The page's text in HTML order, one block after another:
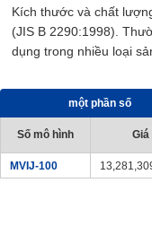
Kích thước và chất
(JIS B 2290:1998).
dụng trong nhiều loại
một phần số
Số mô hình Giá
MVIJ-100